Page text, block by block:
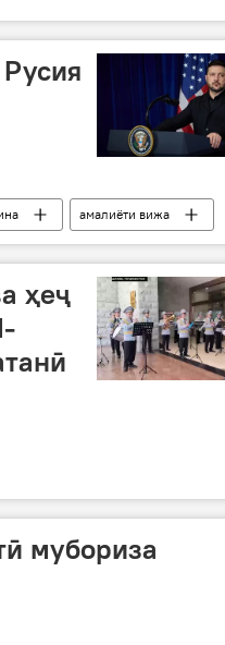
амалиёти вижа
Сиёсат Русия
ҳеҷ
мубориза